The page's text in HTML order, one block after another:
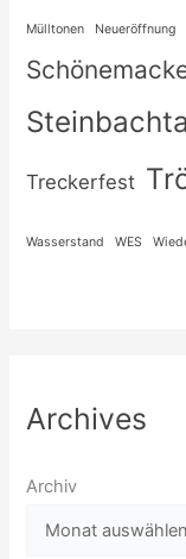
Mülltonen Neueröffnung
Treckerfest
Wasserstand WES
Archives
Archiv